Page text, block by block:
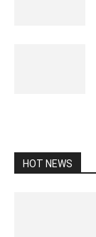
HOT NEWS